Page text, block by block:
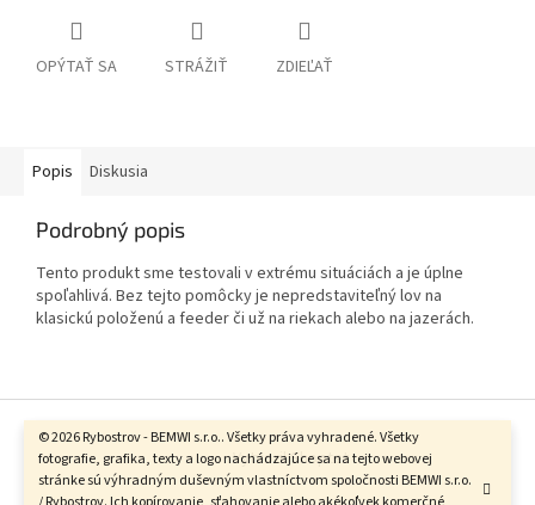
© 2026 Rybostrov - BEMWI s.r.o.. Všetky práva vyhradené. Všetky
fotografie, grafika, texty a logo nachádzajúce sa na tejto webovej
stránke sú výhradným duševným vlastníctvom spoločnosti BEMWI s.r.o.
OPÝTAŤ SA STRÁŽIŤ ZDIEĽAŤ
Popis Diskusia
Podrobný popis
Tento produkt sme testovali v extrému situáciách a je úplne
spoľahlivá. Bez tejto pomôcky je nepredstaviteľný lov na
klasickú položenú a feeder či už na riekach alebo na jazerách.
Vytvoril Shoptet